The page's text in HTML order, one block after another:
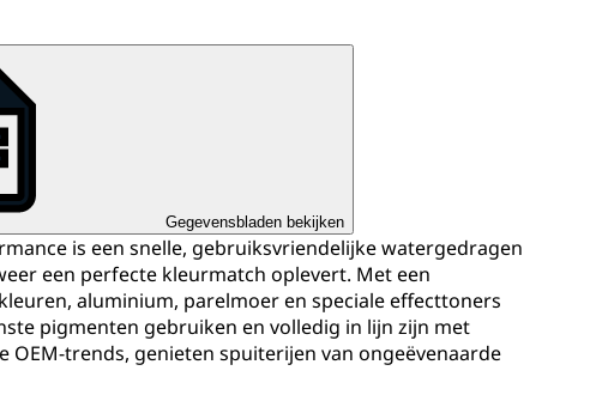
Gegevensbladen bekijken
is een snelle, gebruiksvriendelijke watergedragen
een perfecte kleurmatch oplevert. Met een
aluminium, parelmoer en speciale effecttoners
pigmenten gebruiken en volledig in lijn zijn met
OEM-trends, genieten spuiterijen van ongeëvenaarde